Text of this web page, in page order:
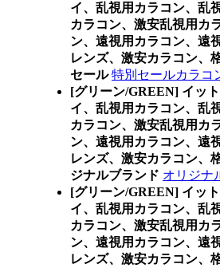
イ、乱視用カラコン、乱
カラコン、激安乱視用カ
ン、遠視用カラコン、遠
レンズ、激安カラコン、
セール 特別セールカラコ
[グリーン/GREEN] イッ
イ、乱視用カラコン、乱
カラコン、激安乱視用カ
ン、遠視用カラコン、遠
レンズ、激安カラコン、
ジナルブランド オリジナ
[グリーン/GREEN] イッ
イ、乱視用カラコン、乱
カラコン、激安乱視用カ
ン、遠視用カラコン、遠
レンズ、激安カラコン、